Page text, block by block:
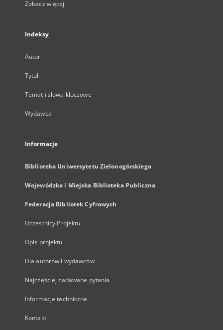
Zobacz więcej
Indeksy
Autor
Tytuł
Temat i słowa kluczowe
Wydawca
Informacje
Biblioteka Uniwersytetu Zielonogórskiego
Wojewódzka i Miejska Biblioteka Publiczna
Federacja Bibliotek Cyfrowych
Uczestnicy Projektu
Opis projektu
Dla autorów i wydawców
Najczęściej zadawane pytania
Informacje techniczne
Kontakt